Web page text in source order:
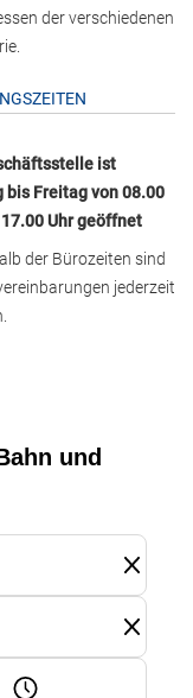
der verschiedenen
ist
bis Freitag von 08.00
Uhr geöffnet
der Bürozeiten sind
jederzeit